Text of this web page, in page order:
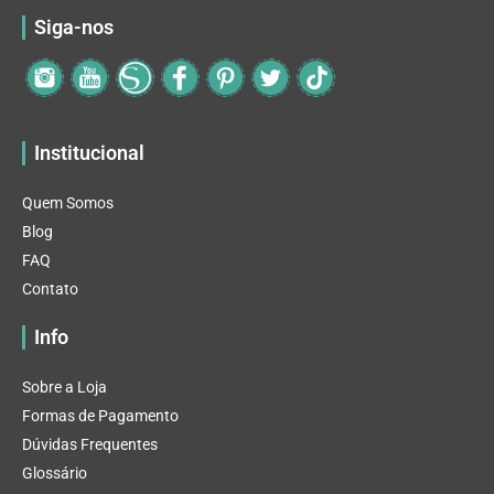
Siga-nos
Institucional
Quem Somos
Blog
FAQ
Contato
Info
Sobre a Loja
Formas de Pagamento
Dúvidas Frequentes
Glossário